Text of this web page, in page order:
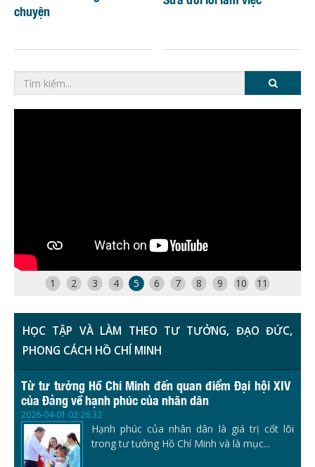
chuyện
1 2 3 4 5 6 7 8 9 10 11
HỌC TẬP VÀ LÀM THEO TƯ TƯỞNG, ĐẠO ĐỨC,
PHONG CÁCH HỒ CHÍ MINH
Từ tư tưởng Hồ Chí Minh đến quan điểm Đại hội XIV
của Đảng về hạnh phúc của nhân dân
2026-04-01 02:26:32
Hạnh phúc của nhân dân là giá trị cốt lõi
trong tư tưởng Hồ Chí Minh và là mục...